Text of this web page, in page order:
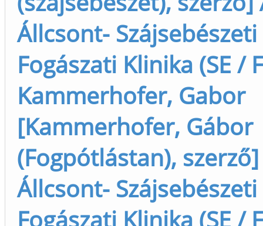
Állcsont- Szájsebészeti
Fogászati Klinika (SE /
Kammerhofer, Gabor
[Kammerhofer, Gábor
(Fogpótlástan),
Állcsont- Szájsebészeti
Fogászati Klinika (SE /